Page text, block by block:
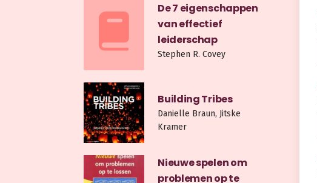
De 7 eigenschappen
van effectief
leiderschap
Stephen R. Covey
Building Tribes
Danielle Braun, Jitske
Kramer
Nieuwe spelen om
problemen op te